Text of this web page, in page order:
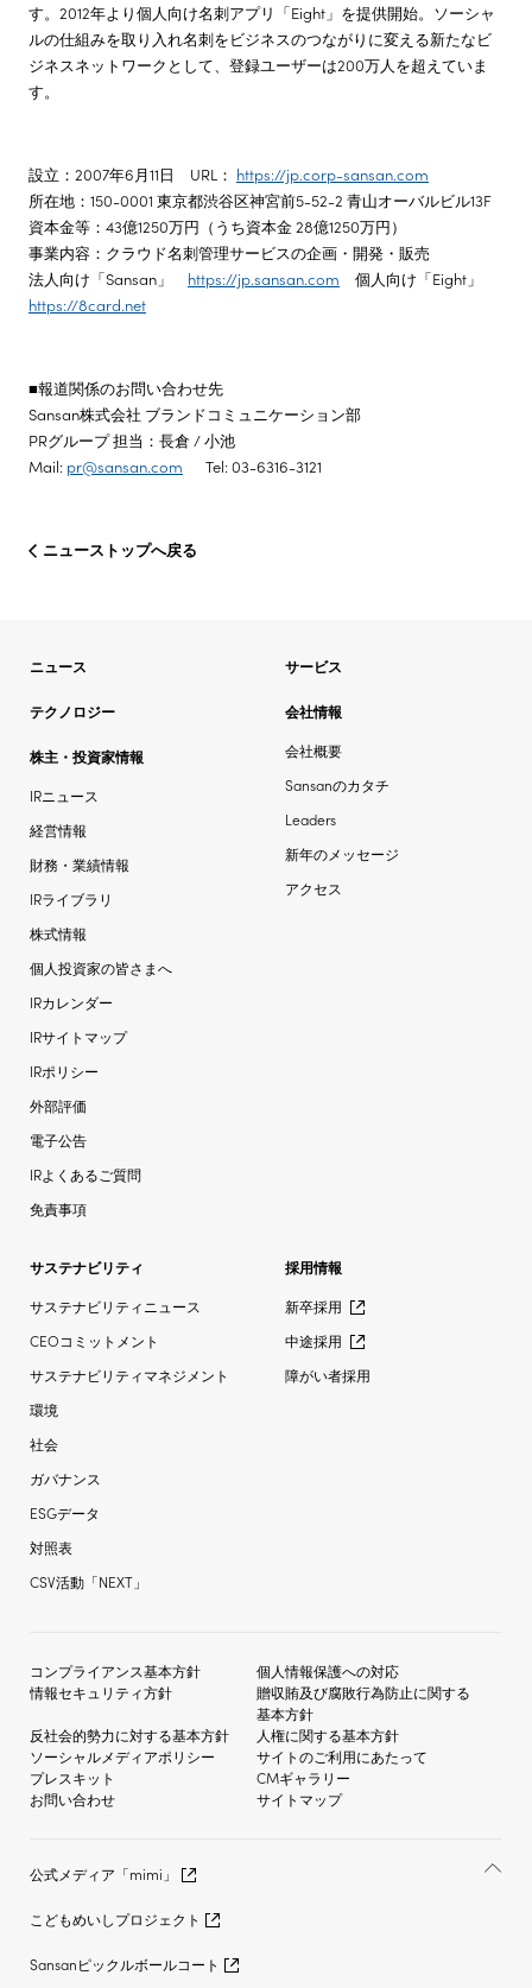
す。2012年より個人向け名刺アプリ「Eight」を提供開始。ソーシャ
ルの仕組みを取り入れ名刺をビジネスのつながりに変える新たなビ
ジネスネットワークとして、登録ユーザーは200万人を超えていま
す。
設立：2007年6月11日 URL： https://jp.corp-sansan.com
所在地：150-0001 東京都渋谷区神宮前5-52-2 青山オーバルビル13F
資本金等：43億1250万円（うち資本金 28億1250万円）
事業内容：クラウド名刺管理サービスの企画・開発・販売
法人向け「Sansan」 https://jp.sansan.com 個人向け「Eight」
https://8card.net
■報道関係のお問い合わせ先
Sansan株式会社 ブランドコミュニケーション部
PRグループ 担当：長倉 / 小池
Mail: pr@sansan.com Tel: 03-6316-3121
ニューストップへ戻る
ニュース サービス
テクノロジー
会社情報
会社概要
Sansanのカタチ
Leaders
新年のメッセージ
アクセス
株主・投資家情報
IRニュース
経営情報
財務・業績情報
IRライブラリ
株式情報
個人投資家の皆さまへ
IRカレンダー
IRサイトマップ
IRポリシー
外部評価
電子公告
IRよくあるご質問
免責事項
サステナビリティ
サステナビリティニュース
CEOコミットメント
サステナビリティマネジメント
環境
社会
ガバナンス
ESGデータ
対照表
CSV活動「NEXT」
採用情報
新卒採用
中途採用
障がい者採用
コンプライアンス基本方針
個人情報保護への対応
情報セキュリティ方針
贈収賄及び腐敗行為防止に関する
基本方針
反社会的勢力に対する基本方針
人権に関する基本方針
ソーシャルメディアポリシー
サイトのご利用にあたって
プレスキット
CMギャラリー
お問い合わせ
サイトマップ
公式メディア「mimi」
こどもめいしプロジェクト
Sansanピックルボールコート